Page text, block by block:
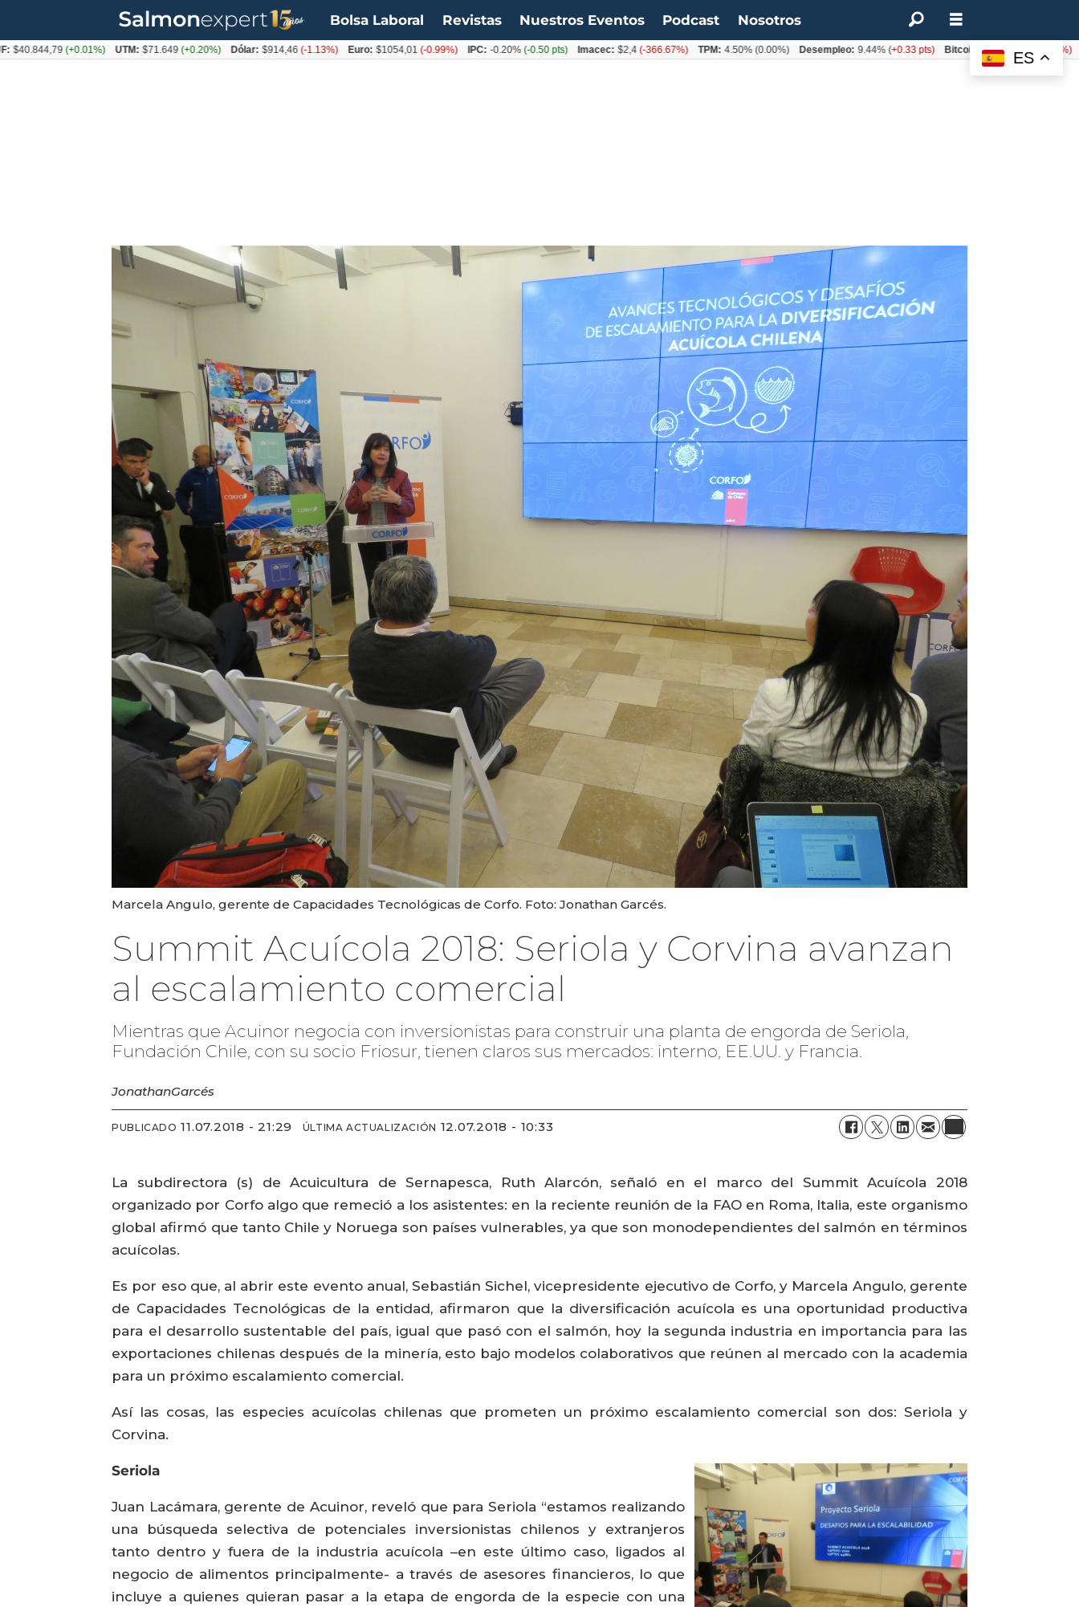
Bolsa Laboral Revistas Nuestros Eventos Podcast Nosotros
Marcela Angulo, gerente de Capacidades Tecnológicas de Corfo. Foto: Jonathan Garcés.
Summit Acuícola 2018: Seriola y Corvina avanzan
al escalamiento comercial
Mientras que Acuinor negocia con inversionistas para construir una planta de engorda de Seriola,
Fundación Chile, con su socio Friosur, tienen claros sus mercados: interno, EE.UU. y Francia.
JonathanGarcés
PUBLICADO 11.07.2018 - 21:29 ÚLTIMA ACTUALIZACIÓN 12.07.2018 - 10:33
La subdirectora (s) de Acuicultura de Sernapesca, Ruth Alarcón, señaló en el marco del Summit Acuícola 2018
organizado por Corfo algo que remeció a los asistentes: en la reciente reunión de la FAO en Roma, Italia, este organismo
global afirmó que tanto Chile y Noruega son países vulnerables, ya que son monodependientes del salmón en términos
acuícolas.
Es por eso que, al abrir este evento anual, Sebastián Sichel, vicepresidente ejecutivo de Corfo, y Marcela Angulo, gerente
de Capacidades Tecnológicas de la entidad, afirmaron que la diversificación acuícola es una oportunidad productiva
para el desarrollo sustentable del país, igual que pasó con el salmón, hoy la segunda industria en importancia para las
exportaciones chilenas después de la minería, esto bajo modelos colaborativos que reúnen al mercado con la academia
para un próximo escalamiento comercial.
Así las cosas, las especies acuícolas chilenas que prometen un próximo escalamiento comercial son dos: Seriola y
Corvina.
Seriola
Juan Lacámara, gerente de Acuinor, reveló que para Seriola “estamos realizando
una búsqueda selectiva de potenciales inversionistas chilenos y extranjeros
tanto dentro y fuera de la industria acuícola –en este último caso, ligados al
negocio de alimentos principalmente- a través de asesores financieros, lo que
incluye a quienes quieran pasar a la etapa de engorda de la especie con una
ES
(+0.01%) UTM: $71.649(+0.20%) Dólar: $914,46(-1.13%) Euro: $1054,01(-0.99%) IPC: -0.20%(-0.50 pts) Imacec: $2,4(-366.67%) TPM: 4.50% (0.00%) Desempleo: 9.44% (+0.33 pts) Bitcoin: $62.760,11(-1.74%) UF: